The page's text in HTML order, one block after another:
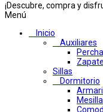
¡Descubre, compra y
Menú
Inicio
Auxiliares
Sillas
Dormitorio